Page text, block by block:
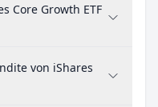
Core Growth ETF
von iShares